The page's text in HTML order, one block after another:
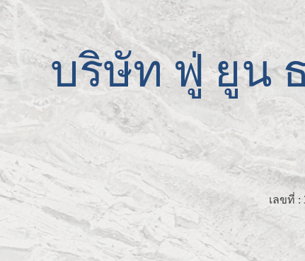
บริษัท ฟู่ ยูน
เลขที่ :